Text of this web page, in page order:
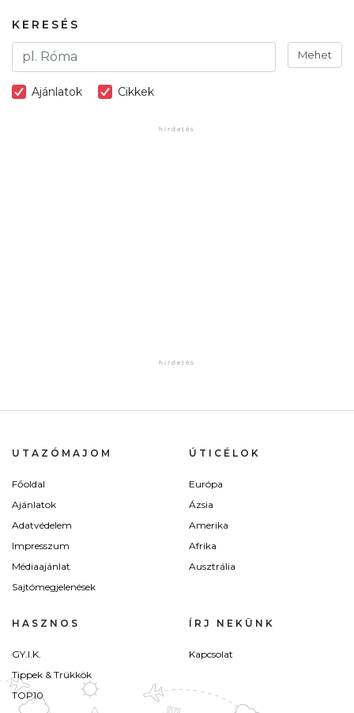
KERESÉS
Mehet
Ajánlatok Cikkek
UTAZÓMAJOM
Főoldal
Ajánlatok
Adatvédelem
Impresszum
Médiaajánlat
Sajtómegjelenések
ÚTICÉLOK
Európa
Ázsia
Amerika
Afrika
Ausztrália
HASZNOS
GY.I.K.
Tippek & Trükkök
TOP10
ÍRJ NEKÜNK
Kapcsolat